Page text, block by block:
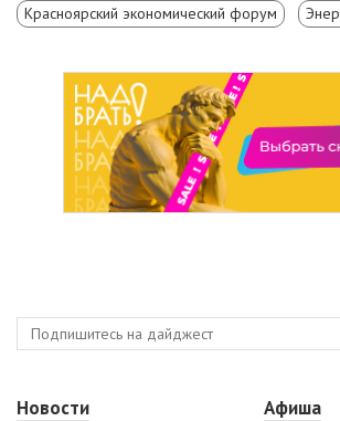
Красноярский экономический форум
Новости
Афиша